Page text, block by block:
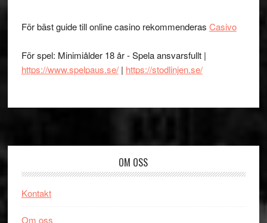
För bäst guide till online casino rekommenderas Casivo
För spel: Minimiålder 18 år - Spela ansvarsfullt |
https://www.spelpaus.se/| https://stodlinjen.se/
OM OSS
Kontakt
Om oss